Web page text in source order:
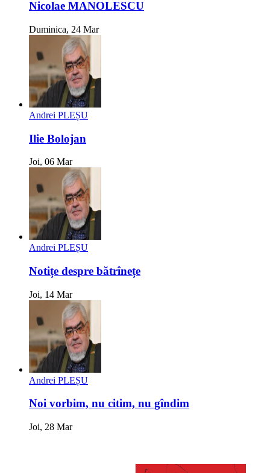
Nicolae MANOLESCU
Duminica, 24 Mar
Andrei PLEȘU
Ilie Bolojan
Joi, 06 Mar
Andrei PLEȘU
Notițe despre bătrînețe
Joi, 14 Mar
Andrei PLEȘU
Noi vorbim, nu citim, nu gîndim
Joi, 28 Mar